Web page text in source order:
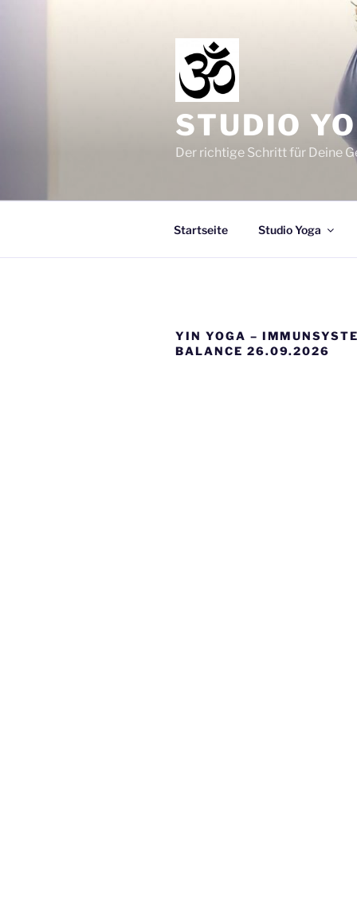
STUDIO
Der richtige Schritt für Deine
Startseite Studio Yoga
YIN YOGA –
BALANCE 26.09.2026